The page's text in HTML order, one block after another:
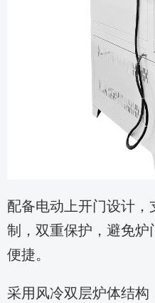
配备电动上开门设计
制，双重保护，避免
便捷。
采用风冷双层炉体结